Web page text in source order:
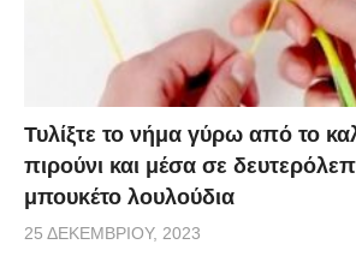
Τυλίξτε το νήμα γύρω από το
πιρούνι και μέσα σε
μπουκέτο λουλούδια
25 ΔΕΚΕΜΒΡΊΟΥ, 2023